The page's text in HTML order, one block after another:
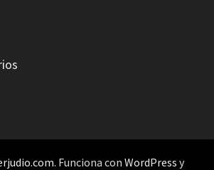
. Funciona con WordPress y